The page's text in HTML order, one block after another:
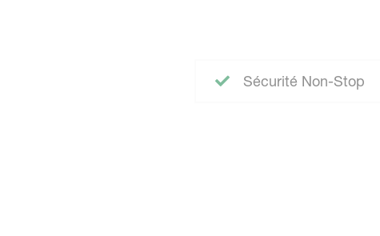
Sécurité Non-Stop